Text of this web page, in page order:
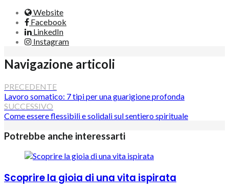
Website
Facebook
LinkedIn
Instagram
Navigazione articoli
PRECEDENTE
Lavoro somatico: 7 tipi per una guarigione profonda
SUCCESSIVO
Come essere flessibili e solidali sul sentiero spirituale
Potrebbe anche interessarti
Scoprire la gioia di una vita ispirata